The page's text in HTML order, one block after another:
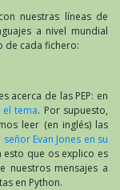
nuestras líneas de
a nivel mundial
de cada fichero:
acerca de las PEP: en
el tema. Por supuesto,
leer (en inglés) las
Evan Jones en su
que os explico es
nuestros mensajes a
en Python.